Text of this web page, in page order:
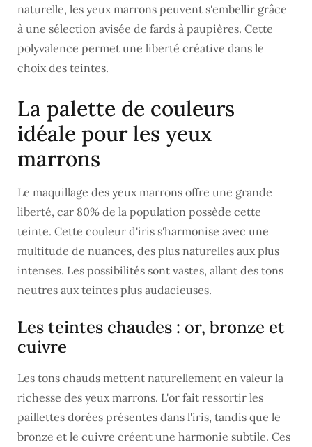
naturelle, les yeux marrons peuvent s'embellir grâce
à une sélection avisée de fards à paupières. Cette
polyvalence permet une liberté créative dans le
choix des teintes.
La palette de couleurs
idéale pour les yeux
marrons
Le maquillage des yeux marrons offre une grande
liberté, car 80% de la population possède cette
teinte. Cette couleur d'iris s'harmonise avec une
multitude de nuances, des plus naturelles aux plus
intenses. Les possibilités sont vastes, allant des tons
neutres aux teintes plus audacieuses.
Les teintes chaudes : or, bronze et
cuivre
Les tons chauds mettent naturellement en valeur la
richesse des yeux marrons. L'or fait ressortir les
paillettes dorées présentes dans l'iris, tandis que le
bronze et le cuivre créent une harmonie subtile. Ces